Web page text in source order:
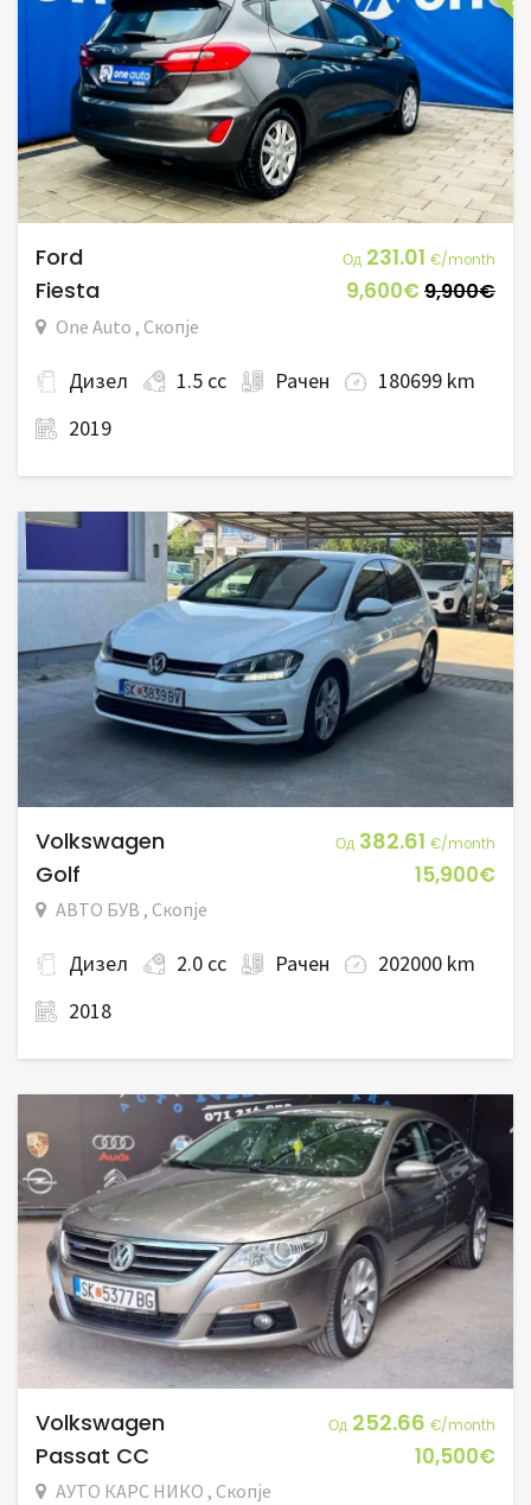
Ford Од 231.01 €/month
Fiesta 9,600€9,900€
One Auto , Скопје
Дизел 1.5 cc Рачен
180699 km
2019
Volkswagen Од 382.61 €/month
Golf 15,900€
АВТО БУВ , Скопје
Дизел 2.0 cc Рачен
202000 km
2018
Volkswagen Од 252.66 €/month
Passat CC 10,500€
АУТО КАРС НИКО , Скопје